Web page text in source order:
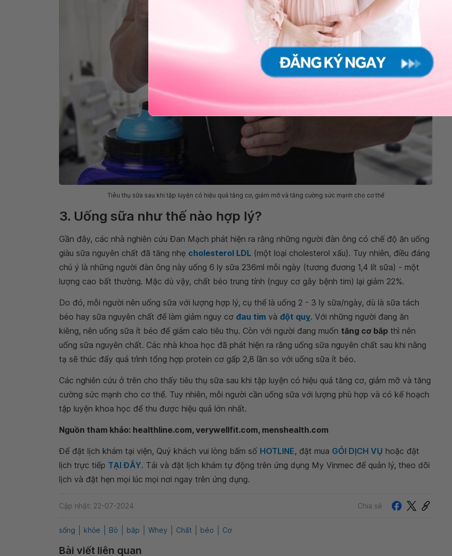
Tiêu thụ sữa sau khi tập luyện có hiệu quả tăng cơ, giảm mỡ và tăng cường sức mạnh cho cơ thể
3. Uống sữa như thế nào hợp lý?
Gần đây, các nhà nghiên cứu Đan Mạch phát hiện ra rằng những người đàn ông có chế độ ăn uống
giàu sữa nguyên chất đã tăng nhẹ cholesterol LDL (một loại cholesterol xấu). Tuy nhiên, điều đáng
chú ý là những người đàn ông này uống 6 ly sữa 236ml mỗi ngày (tương đương 1,4 lít sữa) - một
lượng cao bất thường. Mặc dù vậy, chất béo trung tính (nguy cơ gây bệnh tim) lại giảm 22%.
Do đó, mỗi người nên uống sữa với lượng hợp lý, cụ thể là uống 2 - 3 ly sữa/ngày, dù là sữa tách
béo hay sữa nguyên chất để làm giảm nguy cơ đau tim và đột quỵ. Với những người đang ăn
kiêng, nên uống sữa ít béo để giảm calo tiêu thụ. Còn với người đang muốn tăng cơ bắp thì nên
uống sữa nguyên chất. Các nhà khoa học đã phát hiện ra rằng uống sữa nguyên chất sau khi nâng
tạ sẽ thúc đẩy quá trình tổng hợp protein cơ gấp 2,8 lần so với uống sữa ít béo.
Các nghiên cứu ở trên cho thấy tiêu thụ sữa sau khi tập luyện có hiệu quả tăng cơ, giảm mỡ và tăng
cường sức mạnh cho cơ thể. Tuy nhiên, mỗi người cần uống sữa với lượng phù hợp và có kế hoạch
tập luyện khoa học để thu được hiệu quả lớn nhất.
Nguồn tham khảo: healthline.com, verywellfit.com, menshealth.com
Để đặt lịch khám tại viện, Quý khách vui lòng bấm số HOTLINE, đặt mua GÓI DỊCH VỤ hoặc đặt
lịch trực tiếp TẠI ĐÂY. Tải và đặt lịch khám tự động trên ứng dụng My Vinmec để quản lý, theo dõi
lịch và đặt hẹn mọi lúc mọi nơi ngay trên ứng dụng.
Cập nhật: 22-07-2024 Chia sẻ
sống khỏe Bò bắp Whey Chất béo Cơ
Bài viết liên quan